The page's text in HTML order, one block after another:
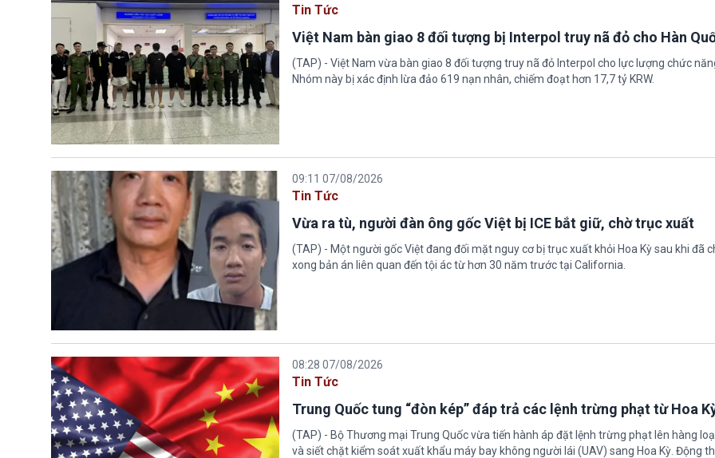
Tin Tức
Việt Nam bàn giao 8 đối tượng bị Interpol truy nã đỏ cho Hàn
(TAP) - Việt Nam vừa bàn giao 8 đối tượng truy nã đỏ Interpol cho lực lượng chức
Nhóm này bị xác định lừa đảo 619 nạn nhân, chiếm đoạt hơn 17,7 tỷ KRW.
09:11 07/08/2026
Tin Tức
Vừa ra tù, người đàn ông gốc Việt bị ICE bắt giữ, chờ trục xuất
(TAP) - Một người gốc Việt đang đối mặt nguy cơ bị trục xuất khỏi Hoa Kỳ sau khi đã
xong bản án liên quan đến tội ác từ hơn 30 năm trước tại California.
08:28 07/08/2026
Tin Tức
Trung Quốc tung “đòn kép” đáp trả các lệnh trừng phạt từ Hoa
(TAP) - Bộ Thương mại Trung Quốc vừa tiến hành áp đặt lệnh trừng phạt lên hàng
và siết chặt kiểm soát xuất khẩu máy bay không người lái (UAV) sang Hoa Kỳ. Động